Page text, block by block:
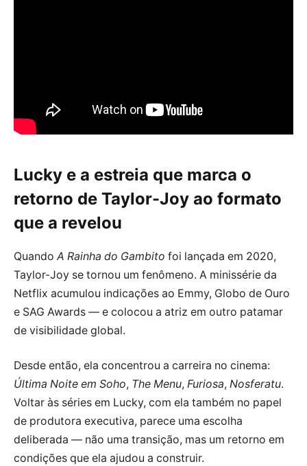
Lucky e a estreia que marca o
retorno de Taylor-Joy ao formato
que a revelou
Quando A Rainha do Gambito foi lançada em 2020,
Taylor-Joy se tornou um fenômeno. A minissérie da
Netflix acumulou indicações ao Emmy, Globo de Ouro
e SAG Awards — e colocou a atriz em outro patamar
de visibilidade global.
Desde então, ela concentrou a carreira no cinema:
Última Noite em Soho, The Menu, Furiosa, Nosferatu.
Voltar às séries em Lucky, com ela também no papel
de produtora executiva, parece uma escolha
deliberada — não uma transição, mas um retorno em
condições que ela ajudou a construir.